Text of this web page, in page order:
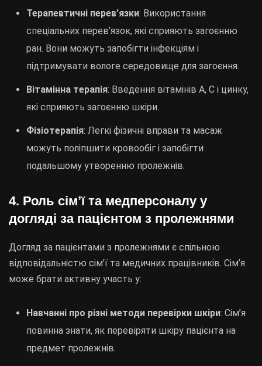
Терапевтичні перев’язки: Використання
спеціальних перев’язок, які сприяють загоєнню
ран. Вони можуть запобігти інфекціям і
підтримувати вологе середовище для загоєння.
Вітамінна терапія: Введення вітамінів А, С і цинку,
які сприяють загоєнню шкіри.
Фізіотерапія: Легкі фізичні вправи та масаж
можуть поліпшити кровообіг і запобігти
подальшому утворенню пролежнів.
4. Роль сім’ї та медперсоналу у
догляді за пацієнтом з пролежнями
Догляд за пацієнтами з пролежнями є спільною
відповідальністю сім’ї та медичних працівників. Сім’я
може брати активну участь у:
Навчаннi про різні методи перевірки шкіри: Сім’я
повинна знати, як перевіряти шкіру пацієнта на
предмет пролежнів.